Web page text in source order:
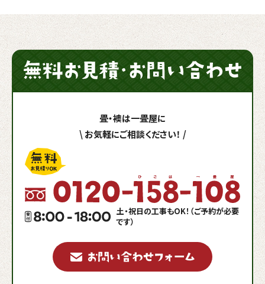
\
畳・襖は一畳屋に
お気軽にご相談ください！ /
土・祝日の工事もOK！（ご予約が必要
です）